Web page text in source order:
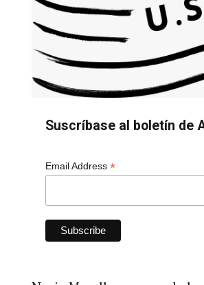
Suscríbase al boletín de
Email Address *